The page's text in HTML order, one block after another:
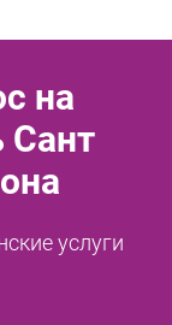
на
Сант
услуги